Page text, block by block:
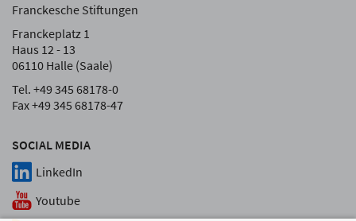
SOCIAL MEDIA
LinkedIn
Youtube
Franckesche Stiftungen
Franckeplatz 1
Haus 12 - 13
06110 Halle (Saale)
Tel. +49 345 68178-0
Fax +49 345 68178-47